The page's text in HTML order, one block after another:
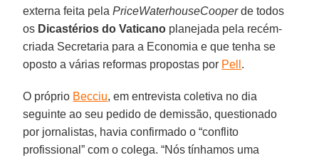
externa feita pelaPriceWaterhouseCooperde todos
os Dicastérios do Vaticano planejada pela recém-
criada Secretaria para a Economia e que tenha se
oposto a várias reformas propostas por Pell .
O próprio Becciu, em entrevista coletiva no dia
seguinte ao seu pedido de demissão, questionado
por jornalistas, havia confirmado o “conflito
profissional” com o colega. “Nós tínhamos uma